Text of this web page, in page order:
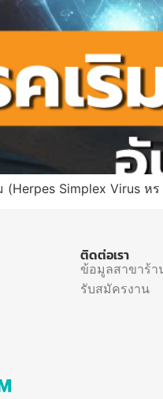
(Herpes Simplex Virus ห
ติดต่อเรา
ข้อมูลสาขาร้า
รับสมัครงาน